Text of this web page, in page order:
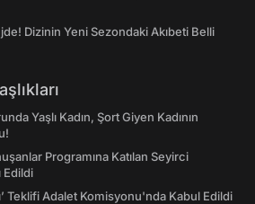
Dizinin Yeni Sezondaki Akıbeti Belli
Yaşlı Kadın, Şort Giyen Kadının
Programına Katılan Seyirci
Edildi
Teklifi Adalet Komisyonu'nda Kabul Edildi